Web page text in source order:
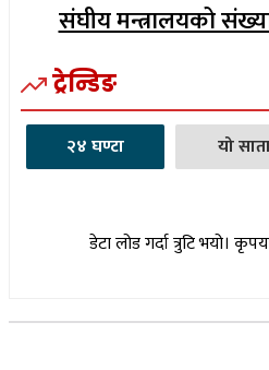
संघीय मन्त्रालयको
ट्रेन्डिङ
२४ घण्टा यो
डेटा लोड गर्दा त्रुटि भयो।